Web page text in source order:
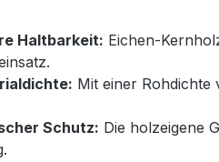
Haltbarkeit: Eichen-
Mit einer Rohdichte
Schutz: Die holzeigene